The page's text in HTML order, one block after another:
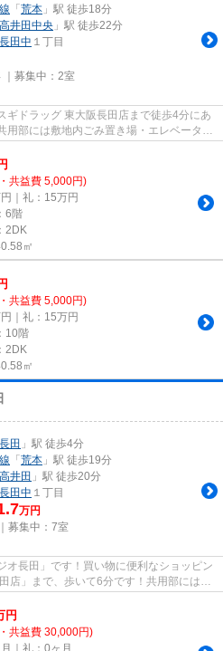
「荒本 」駅 徒歩18分
高井田中央 」駅 徒歩22分
長田中 １丁目
募集中： 2室
ギドラッグ 東大阪長田店まで徒歩4分にあ
部には敷地内ごみ置き場・エレベータな
共益費 5,000円)
｜礼：15万円
6階
2DK
㎡
共益費 5,000円)
｜礼：15万円
10階
2DK
㎡
長田 」駅 徒歩4分
「荒本 」駅 徒歩19分
高井田 」駅 徒歩20分
長田中 １丁目
万円
募集中： 7室
オ長田」です！買い物に便利なショッピン
店」まで、歩いて6分です！共用部にはエ
円
共益費 30,000円)
｜礼：0ヶ月